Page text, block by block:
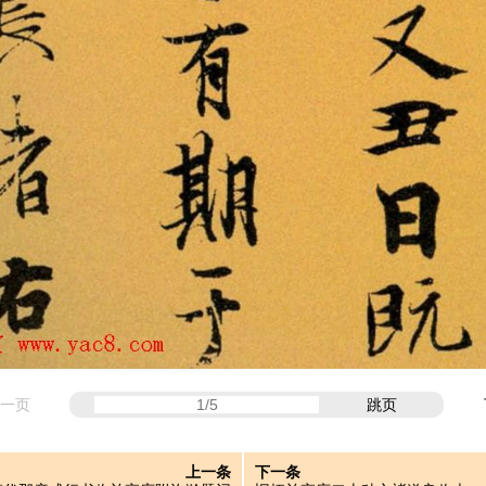
页 跳页
上一条
下一条